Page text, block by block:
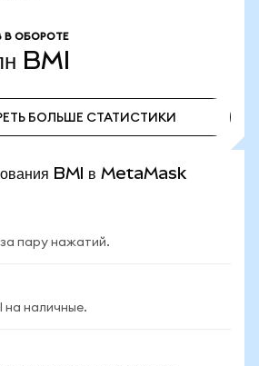
ОБОРОТЕ
BMI
БОЛЬШЕ СТАТИСТИКИ
BMI в MetaMask
пару нажатий.
на наличные.